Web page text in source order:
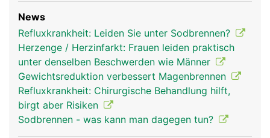
News
Refluxkrankheit: Leiden Sie unter Sodbrennen?
Herzenge / Herzinfarkt: Frauen leiden praktisch
unter denselben Beschwerden wie Männer
Gewichtsreduktion verbessert Magenbrennen
Refluxkrankheit: Chirurgische Behandlung hilft,
birgt aber Risiken
Sodbrennen - was kann man dagegen tun?